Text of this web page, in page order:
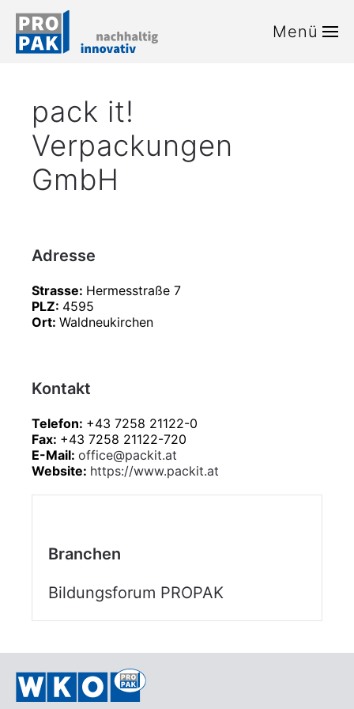
Zum Hauptinhalt springen Menü
pack it!
Verpackungen
GmbH
Adresse
Strasse: Hermesstraße 7
PLZ: 4595
Ort: Waldneukirchen
Kontakt
Telefon: +43 7258 21122-0
Fax: +43 7258 21122-720
E-Mail: office@packit.at
Website: https://www.packit.at
Branchen
Bildungsforum PROPAK